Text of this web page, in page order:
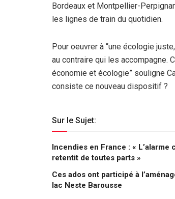
Bordeaux et Montpellier-
les lignes de train du quotidien.
Pour oeuvrer à “une écologie
au contraire qui les accompagne.
économie et écologie” souligne
consiste ce nouveau dispositif ?
Sur le Sujet:
Incendies en France : « L’alarme
retentit de toutes parts »
Ces ados ont participé à
lac Neste Barousse